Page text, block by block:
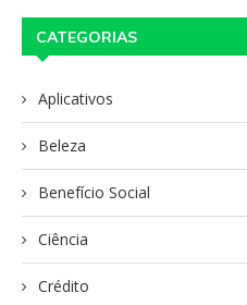
CATEGORIAS
Aplicativos
Beleza
Benefício Social
Ciência
Crédito